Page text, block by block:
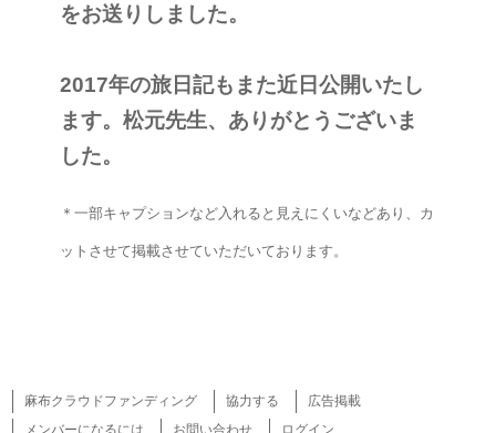
をお送りしました。
2017年の旅日記もまた近日公開いたし
ます。松元先生、ありがとうございま
した。
＊一部キャプションなど入れると見えにくいなどあり、カ
ットさせて掲載させていただいております。
麻布クラウドファンディング 協力する
広告掲載
メンバーになるには
お問い合わせ ログイン